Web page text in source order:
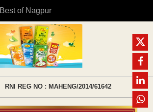
Best of Nagpur
RNI REG NO : MAHENG/2014/61642